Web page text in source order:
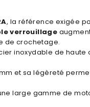
, la référence exigée
verrouillage
de crochetage.
inoxydable de
et sa légèreté
large gamme de